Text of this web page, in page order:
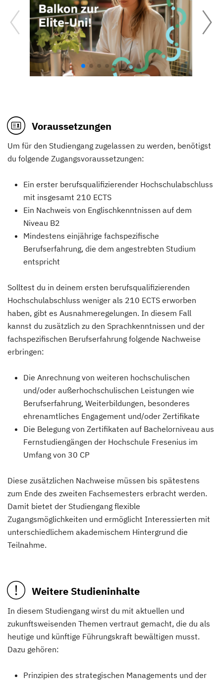
Voraussetzungen
Um für den Studiengang zugelassen zu werden, benötigst
du folgende Zugangsvoraussetzungen:
Ein erster berufsqualifizierender Hochschulabschluss
mit insgesamt 210 ECTS
Ein Nachweis von Englischkenntnissen auf dem
Niveau B2
Mindestens einjährige fachspezifische
Berufserfahrung, die dem angestrebten Studium
entspricht
Solltest du in deinem ersten berufsqualifizierenden
Hochschulabschluss weniger als 210 ECTS erworben
haben, gibt es Ausnahmeregelungen. In diesem Fall
kannst du zusätzlich zu den Sprachkenntnissen und der
fachspezifischen Berufserfahrung folgende Nachweise
erbringen:
Die Anrechnung von weiteren hochschulischen
und/oder außerhochschulischen Leistungen wie
Berufserfahrung, Weiterbildungen, besonderes
ehrenamtliches Engagement und/oder Zertifikate
Die Belegung von Zertifikaten auf Bachelorniveau aus
Fernstudiengängen der Hochschule Fresenius im
Umfang von 30 CP
Diese zusätzlichen Nachweise müssen bis spätestens
zum Ende des zweiten Fachsemesters erbracht werden.
Damit bietet der Studiengang flexible
Zugangsmöglichkeiten und ermöglicht Interessierten mit
unterschiedlichem akademischem Hintergrund die
Teilnahme.
Weitere Studieninhalte
In diesem Studiengang wirst du mit aktuellen und
zukunftsweisenden Themen vertraut gemacht, die du als
heutige und künftige Führungskraft bewältigen musst.
Dazu gehören:
Prinzipien des strategischen Managements und der